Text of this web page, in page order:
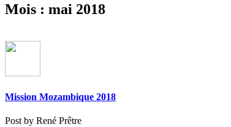
Mois : mai 2018
Mission Mozambique 2018
Post by René Prêtre